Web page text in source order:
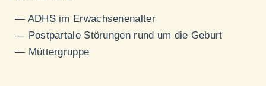
— ADHS im Erwachsenenalter
— Postpartale Störungen rund um die Geburt
— Müttergruppe